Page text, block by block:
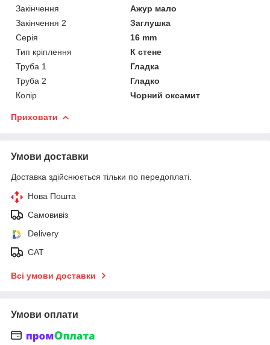
Закінчення
Ажур мало
Закінчення 2
Заглушка
Серія
16 mm
Тип кріплення
К стене
Труба 1
Гладка
Труба 2
Гладко
Колір
Чорний оксамит
Приховати
Умови доставки
Доставка здійснюється тільки по передоплаті.
Нова Пошта
Самовивіз
Delivery
САТ
Всі умови доставки
Умови оплати